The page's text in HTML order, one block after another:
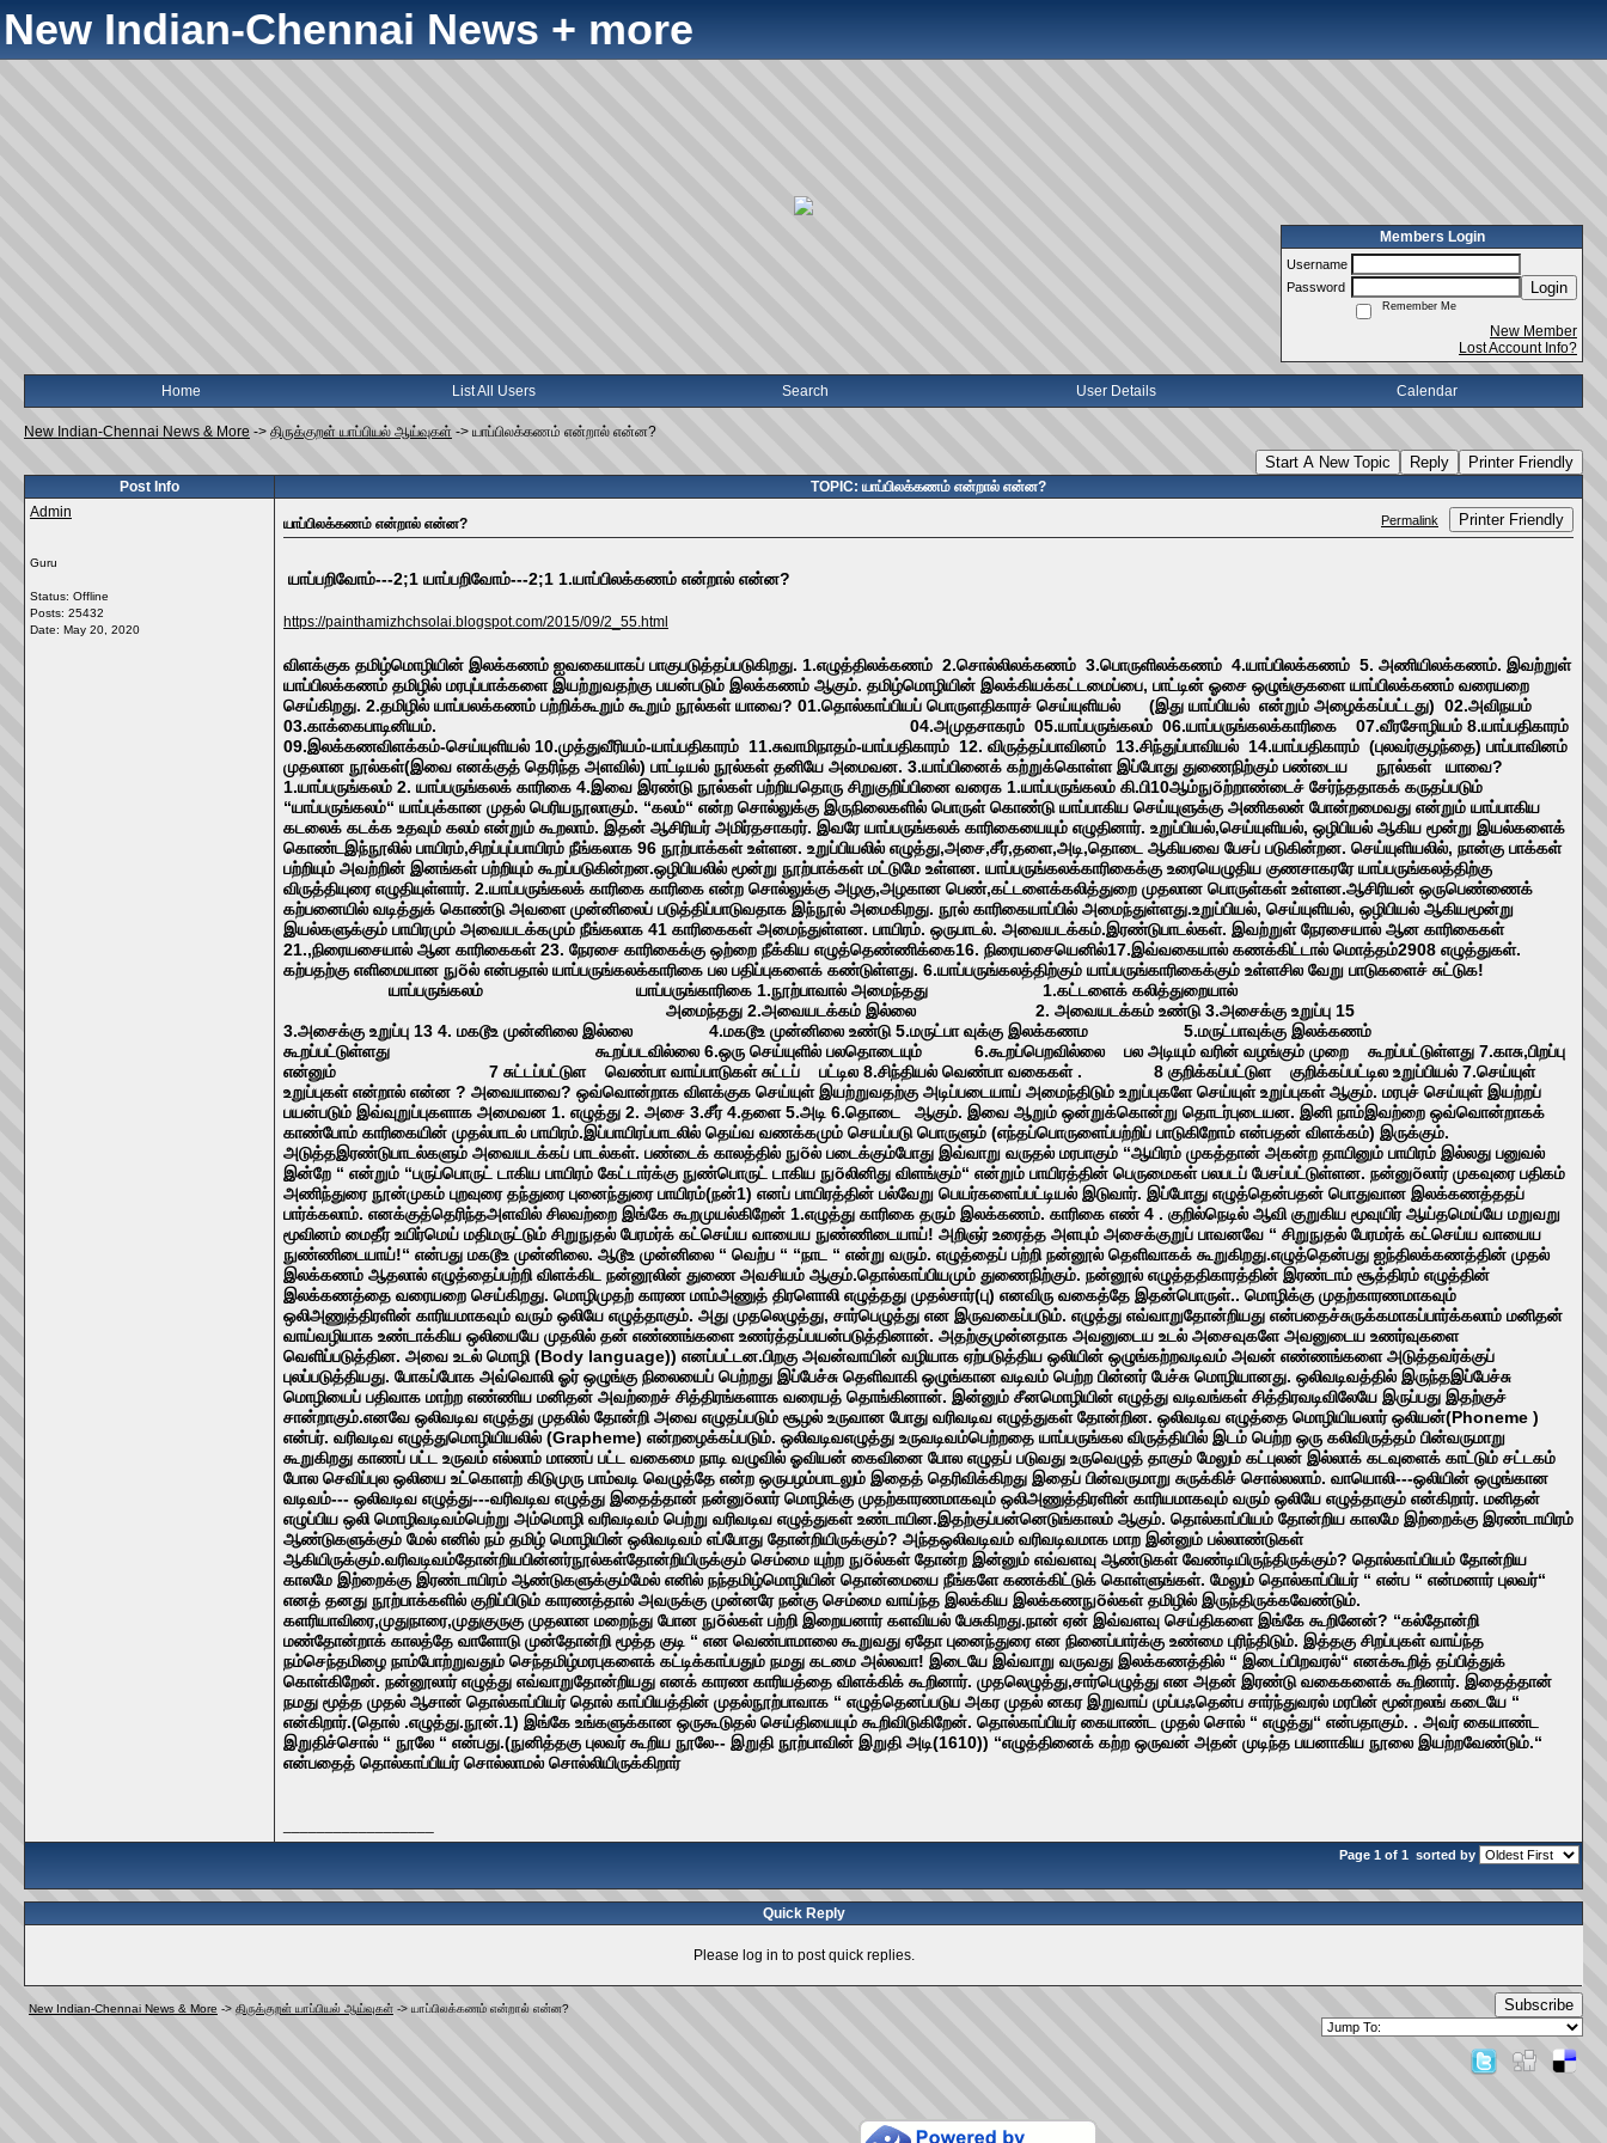
New Indian-Chennai News + more
Members Login
Username
Password
Login
Remember Me
New Member
Lost Account Info?
Home List All Users Search User Details Calendar
New Indian-Chennai News & More -> திருக்குறள் யாப்பியல் ஆய்வுகள் -> யாப்பிலக்கணம் என்றால் என்ன?
Start A New Topic Reply Printer Friendly
Post Info
TOPIC: யாப்பிலக்கணம் என்றால் என்ன?
Admin
Guru
Status: Offline
Posts: 25432
Date: May 20, 2020
யாப்பிலக்கணம் என்றால் என்ன? Permalink Printer Friendly
யாப்பறிவோம்---2;1 யாப்பறிவோம்---2;1 1.யாப்பிலக்கணம் என்றால் என்ன?
https://painthamizhchsolai.blogspot.com/2015/09/2_55.html
விளக்குக தமிழ்மொழியின் இலக்கணம் ஐவகையாகப் பாகுபடுத்தப்படுகிறது. 1.எழுத்திலக்கணம் 2.சொல்லிலக்கணம் 3.பொருளிலக்கணம் 4.யாப்பிலக்கணம் 5. அணியிலக்கணம். இவற்றுள்
யாப்பிலக்கணம் தமிழில் மரபுப்பாக்களை இயற்றுவதற்கு பயன்படும் இலக்கணம் ஆகும். தமிழ்மொழியின் இலக்கியக்கட்டமைப்பை, பாட்டின் ஓசை ஒழுங்குகளை யாப்பிலக்கணம் வரையறை
செய்கிறது. 2.தமிழில் யாப்பலக்கணம் பற்றிக்கூறும் கூறும் நூல்கள் யாவை? 01.தொல்காப்பியப் பொருளதிகாரச் செய்யுளியல் (இது யாப்பியல் என்றும் அழைக்கப்பட்டது) 02.அவிநயம்
03.காக்கைபாடினியம். 04.அமுதசாகரம் 05.யாப்பருங்கலம் 06.யாப்பருங்கலக்காரிகை 07.வீரசோழியம் 8.யாப்பதிகாரம்
09.இலக்கணவிளக்கம்-செய்யுளியல் 10.முத்துவீரியம்-யாப்பதிகாரம் 11.சுவாமிநாதம்-யாப்பதிகாரம் 12. விருத்தப்பாவினம் 13.சிந்துப்பாவியல் 14.யாப்பதிகாரம் (புலவர்குழந்தை) பாப்பாவினம்
முதலான நூல்கள்(இவை எனக்குத் தெரிந்த அளவில்) பாட்டியல் நூல்கள் தனியே அமைவன. 3.யாப்பினைக் கற்றுக்கொள்ள இப்போது துணைநிற்கும் பண்டைய நூல்கள் யாவை?
1.யாப்பருங்கலம் 2. யாப்பருங்கலக் காரிகை 4.இவை இரண்டு நூல்கள் பற்றியதொரு சிறுகுறிப்பினை வரைக 1.யாப்பருங்கலம் கி.பி10ஆம்நுõற்றாண்டைச் சேர்ந்ததாகக் கருதப்படும்
“யாப்பருங்கலம்“ யாப்புக்கான முதல் பெரியநூலாகும். “கலம்“ என்ற சொல்லுக்கு இருநிலைகளில் பொருள் கொண்டு யாப்பாகிய செய்யுளுக்கு அணிகலன் போன்றமைவது என்றும் யாப்பாகிய
கடலைக் கடக்க உதவும் கலம் என்றும் கூறலாம். இதன் ஆசிரியர் அமிர்தசாகரர். இவரே யாப்பருங்கலக் காரிகையையும் எழுதினார். உறுப்பியல்,செய்யுளியல், ஒழிபியல் ஆகிய மூன்று இயல்களைக்
கொண்டஇந்நூலில் பாயிரம்,சிறப்புப்பாயிரம் நீங்கலாக 96 நூற்பாக்கள் உள்ளன. உறுப்பியலில் எழுத்து,அசை,சீர்,தளை,அடி,தொடை ஆகியவை பேசப் படுகின்றன. செய்யுளியலில், நான்கு பாக்கள்
பற்றியும் அவற்றின் இனங்கள் பற்றியும் கூறப்படுகின்றன.ஒழிபியலில் மூன்று நூற்பாக்கள் மட்டுமே உள்ளன. யாப்பருங்கலக்காரிகைக்கு உரையெழுதிய குணசாகரரே யாப்பருங்கலத்திற்கு
விருத்தியுரை எழுதியுள்ளார். 2.யாப்பருங்கலக் காரிகை காரிகை என்ற சொல்லுக்கு அழகு,அழகான பெண்,கட்டளைக்கலித்துறை முதலான பொருள்கள் உள்ளன.ஆசிரியன் ஒருபெண்ணைக்
கற்பனையில் வடித்துக் கொண்டு அவளை முன்னிலைப் படுத்திப்பாடுவதாக இந்நூல் அமைகிறது. நூல் காரிகையாப்பில் அமைந்துள்ளது.உறுப்பியல், செய்யுளியல், ஒழிபியல் ஆகியமூன்று
இயல்களுக்கும் பாயிரமும் அவையடக்கமும் நீங்கலாக 41 காரிகைகள் அமைந்துள்ளன. பாயிரம். ஒருபாடல். அவையடக்கம்.இரண்டுபாடல்கள். இவற்றுள் நேரசையால் ஆன காரிகைகள்
21.,நிரையசையால் ஆன காரிகைகள் 23. நேரசை காரிகைக்கு ஒற்றை நீக்கிய எழுத்தெண்ணிக்கை16. நிரையசையெனில்17.இவ்வகையால் கணக்கிட்டால் மொத்தம்2908 எழுத்துகள்.
கற்பதற்கு எளிமையான நுõல் என்பதால் யாப்பருங்கலக்காரிகை பல பதிப்புகளைக் கண்டுள்ளது. 6.யாப்பருங்கலத்திற்கும் யாப்பருங்காரிகைக்கும் உள்ளசில வேறு பாடுகளைச் சுட்டுக!
யாப்பருங்கலம் யாப்பருங்காரிகை 1.நூற்பாவால் அமைந்தது 1.கட்டளைக் கலித்துறையால்
அமைந்தது 2.அவையடக்கம் இல்லை 2. அவையடக்கம் உண்டு 3.அசைக்கு உறுப்பு 15
3.அசைக்கு உறுப்பு 13 4. மகடூஉ முன்னிலை இல்லை 4.மகடூஉ முன்னிலை உண்டு 5.மருட்பா வுக்கு இலக்கணம 5.மருட்பாவுக்கு இலக்கணம்
கூறப்பட்டுள்ளது கூறப்படவில்லை 6.ஒரு செய்யுளில் பலதொடையும் 6.கூறப்பெறவில்லை பல அடியும் வரின் வழங்கும் முறை கூறப்பட்டுள்ளது 7.காசு,பிறப்பு
என்னும் 7 சுட்டப்பட்டுள வெண்பா வாய்பாடுகள் சுட்டப் பட்டில 8.சிந்தியல் வெண்பா வகைகள் . 8 குறிக்கப்பட்டுள குறிக்கப்பட்டில உறுப்பியல் 7.செய்யுள்
உறுப்புகள் என்றால் என்ன ? அவையாவை? ஒவ்வொன்றாக விளக்குக செய்யுள் இயற்றுவதற்கு அடிப்படையாய் அமைந்திடும் உறுப்புகளே செய்யுள் உறுப்புகள் ஆகும். மரபுச் செய்யுள் இயற்றப்
பயன்படும் இவ்வுறுப்புகளாக அமைவன 1. எழுத்து 2. அசை 3.சீர் 4.தளை 5.அடி 6.தொடை ஆகும். இவை ஆறும் ஒன்றுக்கொன்று தொடர்புடையன. இனி நாம்இவற்றை ஒவ்வொன்றாகக்
காண்போம் காரிகையின் முதல்பாடல் பாயிரம்.இப்பாயிரப்பாடலில் தெய்வ வணக்கமும் செயப்படு பொருளும் (எந்தப்பொருளைப்பற்றிப் பாடுகிறோம் என்பதன் விளக்கம்) இருக்கும்.
அடுத்தஇரண்டுபாடல்களும் அவையடக்கப் பாடல்கள். பண்டைக் காலத்தில் நுõல் படைக்கும்போது இவ்வாறு வருதல் மரபாகும் “ஆயிரம் முகத்தான் அகன்ற தாயினும் பாயிரம் இல்லது பனுவல்
இன்றே “ என்றும் “பருப்பொருட் டாகிய பாயிரம் கேட்டார்க்கு நுண்பொருட் டாகிய நுõலினிது விளங்கும்“ என்றும் பாயிரத்தின் பெருமைகள் பலபடப் பேசப்பட்டுள்ளன. நன்னுõலார் முகவுரை பதிகம்
அணிந்துரை நூன்முகம் புறவுரை தந்துரை புனைந்துரை பாயிரம்(நன்1) எனப் பாயிரத்தின் பல்வேறு பெயர்களைப்பட்டியல் இடுவார். இப்போது எழுத்தென்பதன் பொதுவான இலக்கணத்ததப்
பார்க்கலாம். எனக்குத்தெரிந்தஅளவில் சிலவற்றை இங்கே கூறமுயல்கிறேன் 1.எழுத்து காரிகை தரும் இலக்கணம். காரிகை எண் 4 . குறில்நெடில் ஆவி குறுகிய மூவுயிர் ஆய்தமெய்யே மறுவறு
மூவினம் மைதீர் உயிர்மெய் மதிமருட்டும் சிறுநுதல் பேரமர்க் கட்செய்ய வாயைய நுண்ணிடையாய்! அறிஞர் உரைத்த அளபும் அசைக்குறுப் பாவனவே “ சிறுநுதல் பேரமர்க் கட்செய்ய வாயைய
நுண்ணிடையாய்!“ என்பது மகடூஉ முன்னிலை. ஆடூஉ முன்னிலை “ வெற்ப “ “நாட “ என்று வரும். எழுத்தைப் பற்றி நன்னூல் தெளிவாகக் கூறுகிறது.எழுத்தென்பது ஐந்திலக்கணத்தின் முதல்
இலக்கணம் ஆதலால் எழுத்தைப்பற்றி விளக்கிட நன்னூலின் துணை அவசியம் ஆகும்.தொல்காப்பியமும் துணைநிற்கும். நன்னூல் எழுத்ததிகாரத்தின் இரண்டாம் சூத்திரம் எழுத்தின்
இலக்கணத்தை வரையறை செய்கிறது. மொழிமுதற் காரண மாம்அணுத் திரளொலி எழுத்தது முதல்சார்(பு) எனவிரு வகைத்தே இதன்பொருள்.. மொழிக்கு முதற்காரணமாகவும்
ஒலிஅணுத்திரளின் காரியமாகவும் வரும் ஒலியே எழுத்தாகும். அது முதலெழுத்து, சார்பெழுத்து என இருவகைப்படும். எழுத்து எவ்வாறுதோன்றியது என்பதைச்சுருக்கமாகப்பார்க்கலாம் மனிதன்
வாய்வழியாக உண்டாக்கிய ஒலியையே முதலில் தன் எண்ணங்களை உணர்த்தப்பயன்படுத்தினான். அதற்குமுன்னதாக அவனுடைய உடல் அசைவுகளே அவனுடைய உணர்வுகளை
வெளிப்படுத்தின. அவை உடல் மொழி (Body language)) எனப்பட்டன.பிறகு அவன்வாயின் வழியாக ஏற்படுத்திய ஒலியின் ஒழுங்கற்றவடிவம் அவன் எண்ணங்களை அடுத்தவர்க்குப்
புலப்படுத்தியது. போகப்போக அவ்வொலி ஓர் ஒழுங்கு நிலையைப் பெற்றது இப்பேச்சு தெளிவாகி ஒழுங்கான வடிவம் பெற்ற பின்னர் பேச்சு மொழியானது. ஒலிவடிவத்தில் இருந்தஇப்பேச்சு
மொழியைப் பதிவாக மாற்ற எண்ணிய மனிதன் அவற்றைச் சித்திரங்களாக வரையத் தொங்கினான். இன்னும் சீனமொழியின் எழுத்து வடிவங்கள் சித்திரவடிவிலேயே இருப்பது இதற்குச்
சான்றாகும்.எனவே ஒலிவடிவ எழுத்து முதலில் தோன்றி அவை எழுதப்படும் சூழல் உருவான போது வரிவடிவ எழுத்துகள் தோன்றின. ஒலிவடிவ எழுத்தை மொழியியலார் ஒலியன்(Phoneme )
என்பர். வரிவடிவ எழுத்துமொழியியலில் (Grapheme) என்றழைக்கப்படும். ஒலிவடிவஎழுத்து உருவடிவம்பெற்றதை யாப்பருங்கல விருத்தியில் இடம் பெற்ற ஒரு கலிவிருத்தம் பின்வருமாறு
கூறுகிறது காணப் பட்ட உருவம் எல்லாம் மாணப் பட்ட வகைமை நாடி வழுவில் ஓவியன் கைவினை போல எழுதப் படுவது உருவெழுத் தாகும் மேலும் கட்புலன் இல்லாக் கடவுளைக் காட்டும் சட்டகம்
போல செவிப்புல ஒலியை உட்கொளற் கிடுமுரு பாம்வடி வெழுத்தே என்ற ஒருபழம்பாடலும் இதைத் தெரிவிக்கிறது இதைப் பின்வருமாறு சுருக்கிச் சொல்லலாம். வாயொலி---ஒலியின் ஒழுங்கான
வடிவம்--- ஒலிவடிவ எழுத்து---வரிவடிவ எழுத்து இதைத்தான் நன்னுõலார் மொழிக்கு முதற்காரணமாகவும் ஒலிஅணுத்திரளின் காரியமாகவும் வரும் ஒலியே எழுத்தாகும் என்கிறார். மனிதன்
எழுப்பிய ஒலி மொழிவடிவம்பெற்று அம்மொழி வரிவடிவம் பெற்று வரிவடிவ எழுத்துகள் உண்டாயின.இதற்குப்பன்னெடுங்காலம் ஆகும். தொல்காப்பியம் தோன்றிய காலமே இற்றைக்கு இரண்டாயிரம்
ஆண்டுகளுக்கும் மேல் எனில் நம் தமிழ் மொழியின் ஒலிவடிவம் எப்போது தோன்றியிருக்கும்? அந்தஒலிவடிவம் வரிவடிவமாக மாற இன்னும் பல்லாண்டுகள்
ஆகியிருக்கும்.வரிவடிவம்தோன்றியபின்னர்நூல்கள்தோன்றியிருக்கும் செம்மை யுற்ற நுõல்கள் தோன்ற இன்னும் எவ்வளவு ஆண்டுகள் வேண்டியிருந்திருக்கும்? தொல்காப்பியம் தோன்றிய
காலமே இற்றைக்கு இரண்டாயிரம் ஆண்டுகளுக்கும்மேல் எனில் நந்தமிழ்மொழியின் தொன்மையை நீங்களே கணக்கிட்டுக் கொள்ளுங்கள். மேலும் தொல்காப்பியர் “ என்ப “ என்மனார் புலவர்“
எனத் தனது நூற்பாக்களில் குறிப்பிடும் காரணத்தால் அவருக்கு முன்னரே நன்கு செம்மை வாய்ந்த இலக்கிய இலக்கணநுõல்கள் தமிழில் இருந்திருக்கவேண்டும்.
களரியாவிரை,முதுநாரை,முதுகுருகு முதலான மறைந்து போன நுõல்கள் பற்றி இறையனார் களவியல் பேசுகிறது.நான் ஏன் இவ்வளவு செய்திகளை இங்கே கூறினேன்? “கல்தோன்றி
மண்தோன்றாக் காலத்தே வாளோடு முன்தோன்றி மூத்த குடி “ என வெண்பாமாலை கூறுவது ஏதோ புனைந்துரை என நினைப்பார்க்கு உண்மை புரிந்திடும். இத்தகு சிறப்புகள் வாய்ந்த
நம்செந்தமிழை நாம்போற்றுவதும் செந்தமிழ்மரபுகளைக் கட்டிக்காப்பதும் நமது கடமை அல்லவா! இடையே இவ்வாறு வருவது இலக்கணத்தில் “ இடைப்பிறவரல்“ எனக்கூறித் தப்பித்துக்
கொள்கிறேன். நன்னூலார் எழுத்து எவ்வாறுதோன்றியது எனக் காரண காரியத்தை விளக்கிக் கூறினார். முதலெழுத்து,சார்பெழுத்து என அதன் இரண்டு வகைகளைக் கூறினார். இதைத்தான்
நமது மூத்த முதல் ஆசான் தொல்காப்பியர் தொல் காப்பியத்தின் முதல்நூற்பாவாக “ எழுத்தெனப்படுப அகர முதல் னகர இறுவாய் முப்பஃதென்ப சார்ந்துவரல் மரபின் மூன்றலங் கடையே “
என்கிறார்.(தொல் .எழுத்து.நூன்.1) இங்கே உங்களுக்கான ஒருகூடுதல் செய்தியையும் கூறிவிடுகிறேன். தொல்காப்பியர் கையாண்ட முதல் சொல் “ எழுத்து“ என்பதாகும். . அவர் கையாண்ட
இறுதிச்சொல் “ நூலே “ என்பது.(நுனித்தகு புலவர் கூறிய நூலே-- இறுதி நூற்பாவின் இறுதி அடி(1610)) “எழுத்தினைக் கற்ற ஒருவன் அதன் முடிந்த பயனாகிய நூலை இயற்றவேண்டும்.“
என்பதைத் தொல்காப்பியர் சொல்லாமல் சொல்லியிருக்கிறார்
Page 1 of 1 sorted by
Quick Reply
Please log in to post quick replies.
New Indian-Chennai News & More -> திருக்குறள் யாப்பியல் ஆய்வுகள் -> யாப்பிலக்கணம் என்றால் என்ன? Subscribe